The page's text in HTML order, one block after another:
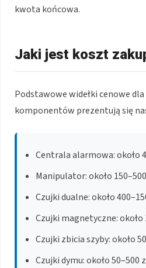
kwota końcowa.
Jaki jest koszt
Podstawowe widełki cenowe
komponentów prezentują się
Centrala alarmowa: około
Manipulator: około
Czujki dualne: około
Czujki magnetyczne: około
Czujki zbicia szyby: około
Czujki dymu: około 50–500